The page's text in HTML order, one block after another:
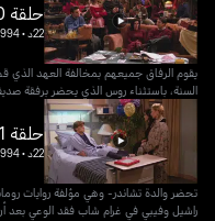
حلقة 10 • الحلقة التي تتضمن القرد
22د •
يقوم الرفاق جميعهم بمخالفة العهد
السنة، باستثناء روس الذي يحضر برفقة
حلقة 11 • الحلقة مع السيدة بينغ
22د •
تحضر والدة تشاندر- وهي مؤلفة روايات
راشيل وفيبي في غرام شاب فقد الوعي بعد